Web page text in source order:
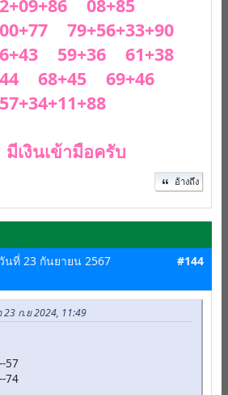
08+85
79+56+33+90
59+36 61+38
68+45 69+46
งินเข้ามือครับ
อ้างถึง
นที่ 23 กันยายน 2567
#144
23 ก.ย 2024, 11:49
57
74